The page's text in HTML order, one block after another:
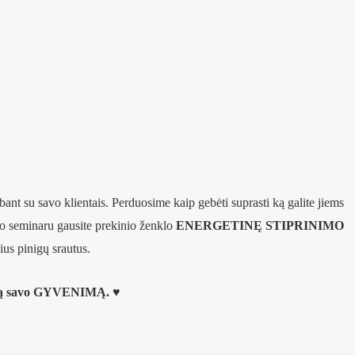
su savo klientais. Perduosime kaip gebėti suprasti ką galite jiems
seminaru gausite prekinio ženklo ENERGETINĘ STIPRINIMO
pinigų srautus.
savo GYVENIMĄ. ♥